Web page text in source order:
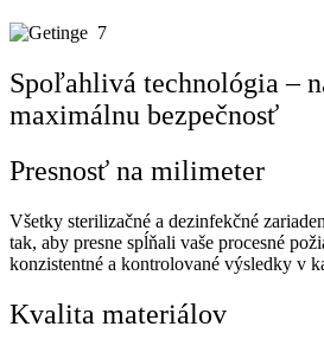
Spoľahlivá technológia –
maximálnu bezpečnosť
Presnosť na milimeter
Všetky sterilizačné a dezinfekčné
tak, aby presne spĺňali vaše procesné
konzistentné a kontrolované výsledky v
Kvalita materiálov